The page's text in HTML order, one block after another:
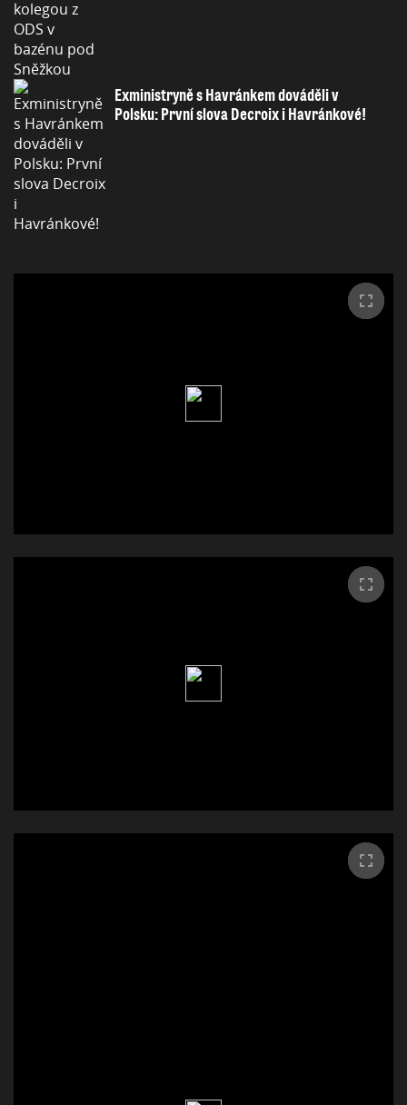
Exministryně s Havránkem dováděli v
Polsku: První slova Decroix i Havránkové!